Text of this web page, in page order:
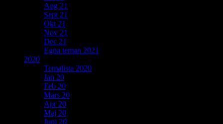
Aug 21
Sept 21
Okt 21
Nov 21
Dec 21
Egna teman 2021
2020
Temalista 2020
Jan 20
Feb 20
Mars 20
Apr 20
Maj 20
Juni 20